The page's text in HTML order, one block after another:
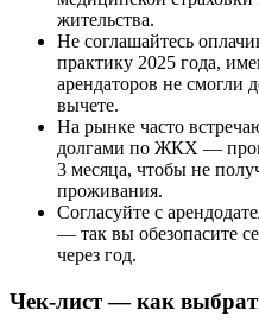
жительства.
Не соглашайтесь
практику 2025 года,
арендаторов не смогли
вычете.
На рынке часто
долгами по ЖКХ —
3 месяца, чтобы не
проживания.
Согласуйте с
— так вы обезопасите
через год.
Чек-лист — как